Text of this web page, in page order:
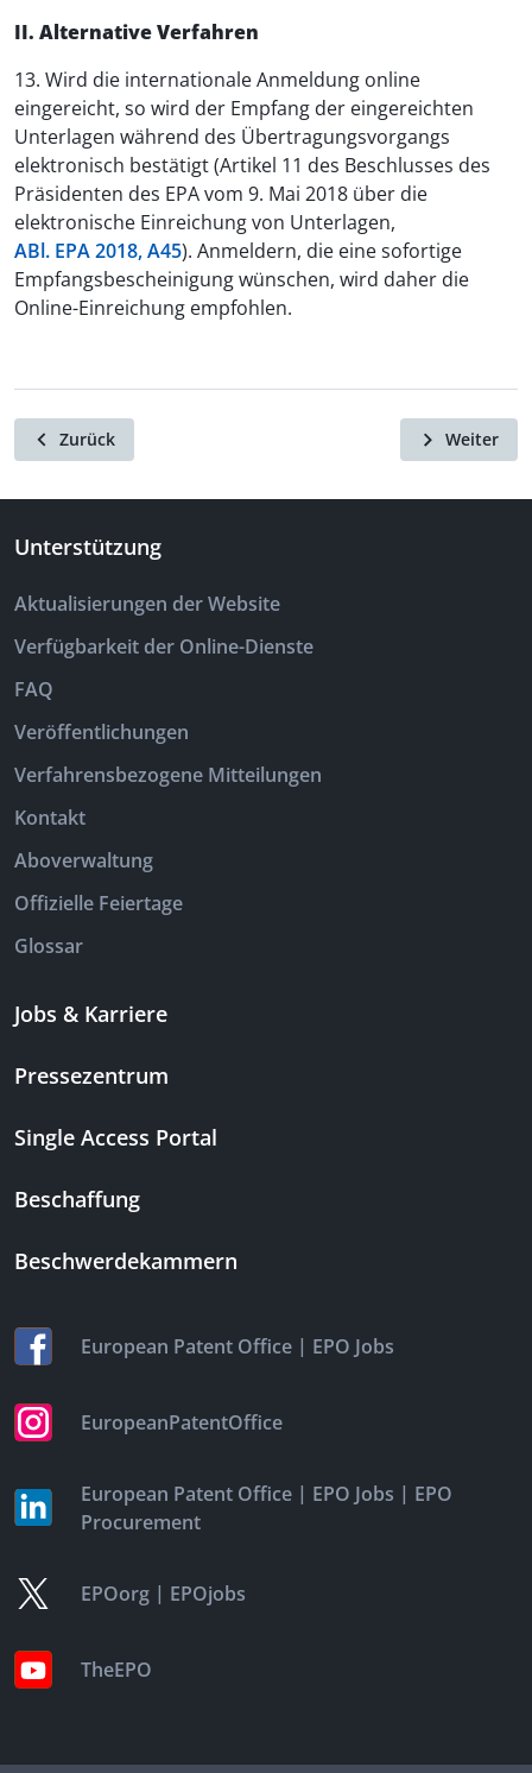
II. Alternative Verfahren
13. Wird die internationale Anmeldung online
eingereicht, so wird der Empfang der eingereichten
Unterlagen während des Übertragungsvorgangs
elektronisch bestätigt (Artikel 11 des Beschlusses des
Präsidenten des EPA vom 9. Mai 2018 über die
elektronische Einreichung von Unterlagen,
ABl. EPA 2018, A45). Anmeldern, die eine sofortige
Empfangsbescheinigung wünschen, wird daher die
Online-Einreichung empfohlen.
Zurück Weiter
Unterstützung
Aktualisierungen der Website
Verfügbarkeit der Online-Dienste
FAQ
Veröffentlichungen
Verfahrensbezogene Mitteilungen
Kontakt
Aboverwaltung
Offizielle Feiertage
Glossar
Jobs & Karriere
Pressezentrum
Single Access Portal
Beschaffung
Beschwerdekammern
European Patent Office | EPO Jobs
EuropeanPatentOffice
European Patent Office | EPO Jobs | EPO
Procurement
EPOorg | EPOjobs
TheEPO